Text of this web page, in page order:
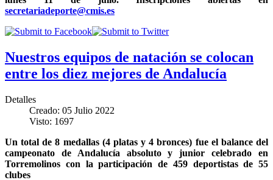
secretariadeporte@cmis.es
Nuestros equipos de natación se colocan
entre los diez mejores de Andalucía
Detalles
Creado: 05 Julio 2022
Visto: 1697
Un total de 8 medallas (4 platas y 4 bronces) fue el balance del
campeonato de Andalucía absoluto y junior celebrado en
Torremolinos con la participación de 459 deportistas de 55
clubes